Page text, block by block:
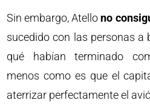
Sin embargo, Atello no
sucedido con las personas a
qué habían terminado
menos como es que el
aterrizar perfectamente el